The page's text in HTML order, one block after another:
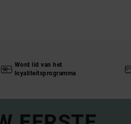
Word lid van het
loyaliteitsprogramma